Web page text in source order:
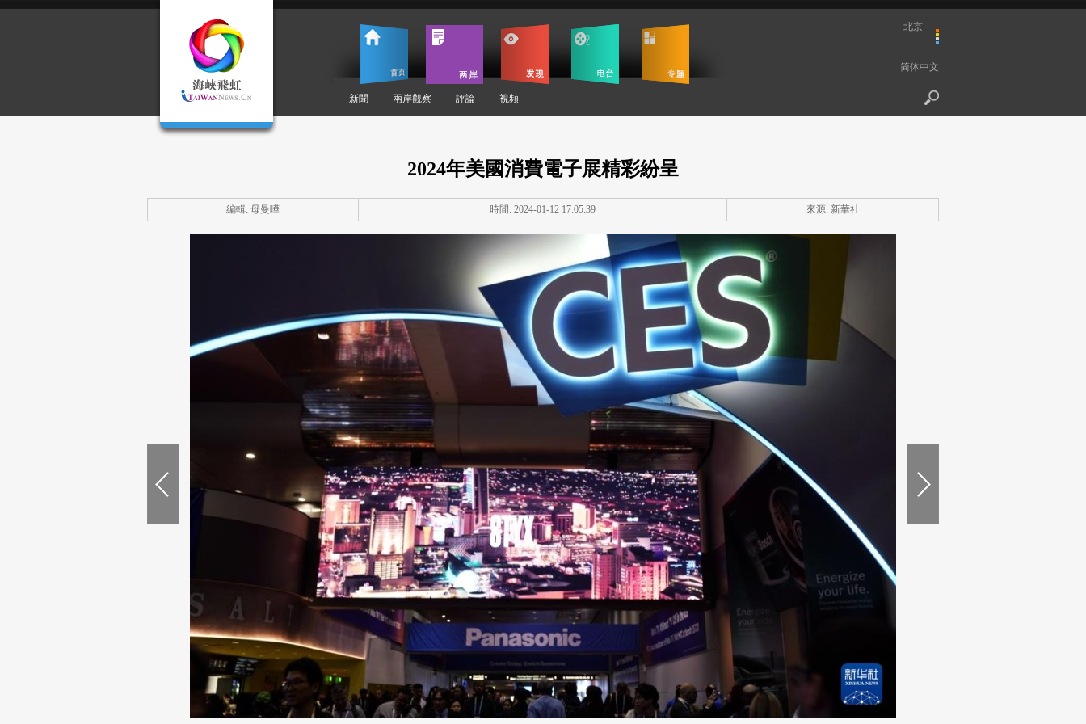
新聞 兩岸觀察 評論 視頻
北京
简体中文
2024年美國消費電子展精彩紛呈
編輯: 母曼曄 時間: 2024-01-12 17:05:39 來源: 新華社